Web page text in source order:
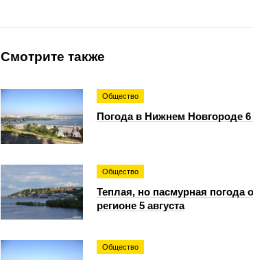
Смотрите также
Общество
Погода в Нижнем Новгороде 6
Общество
Теплая, но пасмурная погода
регионе 5 августа
Общество